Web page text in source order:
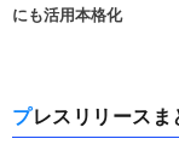
にも活用本格化
プレスリリース